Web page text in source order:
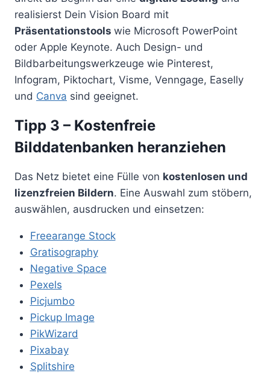
realisierst Dein Vision Board mit
Präsentationstools wie Microsoft PowerPoint
oder Apple Keynote. Auch Design- und
Bildbarbeitungswerkzeuge wie Pinterest,
Infogram, Piktochart, Visme, Venngage, Easelly
und Canva sind geeignet.
Tipp 3 – Kostenfreie
Bilddatenbanken heranziehen
Das Netz bietet eine Fülle von kostenlosen und
lizenzfreien Bildern. Eine Auswahl zum stöbern,
auswählen, ausdrucken und einsetzen:
Freearange Stock
Gratisography
Negative Space
Pexels
Picjumbo
Pickup Image
PikWizard
Pixabay
Splitshire